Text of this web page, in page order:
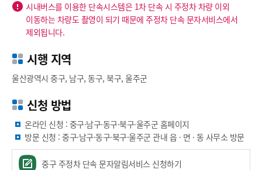
시내버스를 이용한 단속시스템은 1차 단속 시 주정차 차량 이외
이동하는 차량도 촬영이 되기 때문에 주정차 단속 문자서비스에서
제외됩니다.
시행 지역
울산광역시 중구, 남구, 동구, 북구, 울주군
신청 방법
온라인 신청 : 중구·남구·동구·북구·울주군 홈페이지
방문 신청 : 중구·남구·동구·북구·울주군 관내 읍 · 면 · 동 사무소 방문
중구 주정차 단속 문자알림서비스 신청하기